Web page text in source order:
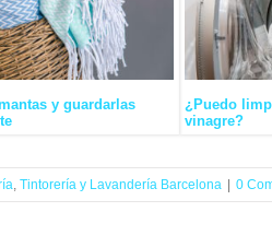
y guardarlas
¿Puedo
vinagre?
, Tintorería y Lavandería Barcelona 0